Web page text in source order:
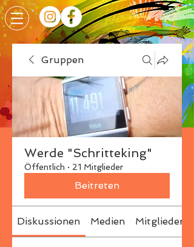
Gruppen
Werde "Schritteking"
Öffentlich · 21 Mitglieder
Beitreten
Diskussionen Medien Mitglieder